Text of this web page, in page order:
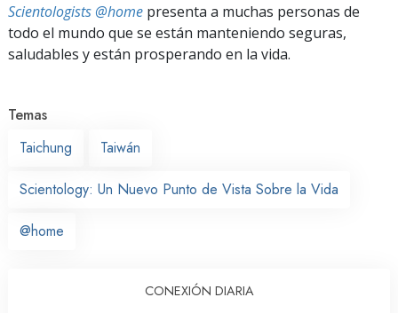
Scientologists @home presenta a muchas personas de
todo el mundo que se están manteniendo seguras,
saludables y están prosperando en la vida.
Temas
Taichung
Taiwán
Scientology: Un Nuevo Punto de Vista Sobre la Vida
@home
CONEXIÓN DIARIA